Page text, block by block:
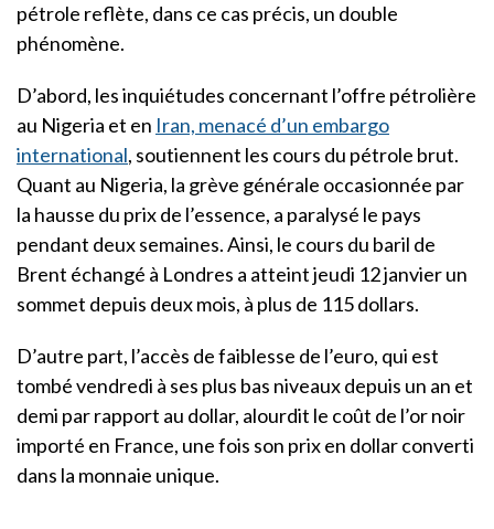
pétrole reflète, dans ce cas précis, un double
phénomène.
D’abord, les inquiétudes concernant l’offre pétrolière
au Nigeria et en Iran, menacé d’un embargo
international, soutiennent les cours du pétrole brut.
Quant au Nigeria, la grève générale occasionnée par
la hausse du prix de l’essence, a paralysé le pays
pendant deux semaines. Ainsi, le cours du baril de
Brent échangé à Londres a atteint jeudi 12 janvier un
sommet depuis deux mois, à plus de 115 dollars.
D’autre part, l’accès de faiblesse de l’euro, qui est
tombé vendredi à ses plus bas niveaux depuis un an et
demi par rapport au dollar, alourdit le coût de l’or noir
importé en France, une fois son prix en dollar converti
dans la monnaie unique.